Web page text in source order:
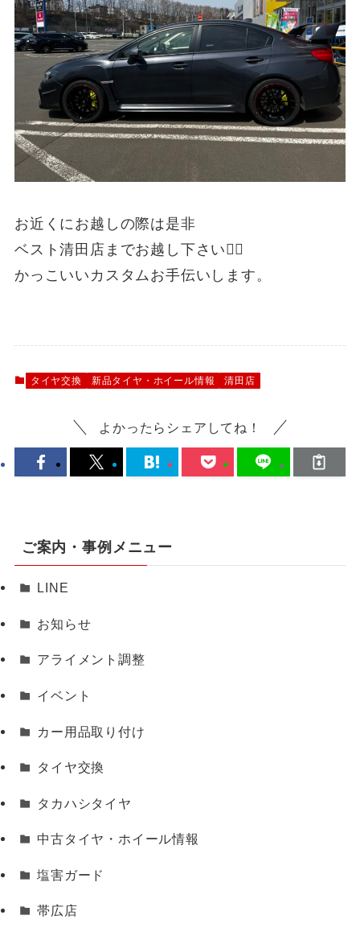
お近くにお越しの際は是非
ベスト清田店までお越し下さい💁‍♂️
かっこいいカスタムお手伝いします。
タイヤ交換 新品タイヤ・ホイール情報 清田店
よかったらシェアしてね！
ご案内・事例メニュー
LINE
お知らせ
アライメント調整
イベント
カー用品取り付け
タイヤ交換
タカハシタイヤ
中古タイヤ・ホイール情報
塩害ガード
帯広店